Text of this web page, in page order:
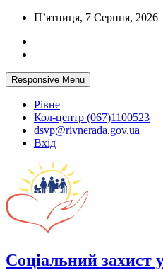
Skip
content
П’ятниця, 7 Серпня, 2026
Responsive Menu
Рівне
Кол-центр (067)1100523
dsvp@rivnerada.gov.ua
Вхід
Соціальний захист